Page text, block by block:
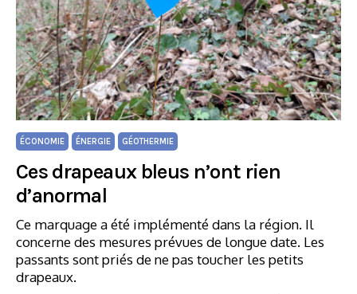
ÉCONOMIE ÉNERGIE GÉOTHERMIE
Ces drapeaux bleus n’ont rien
d’anormal
Ce marquage a été implémenté dans la région. Il
concerne des mesures prévues de longue date. Les
passants sont priés de ne pas toucher les petits
drapeaux.